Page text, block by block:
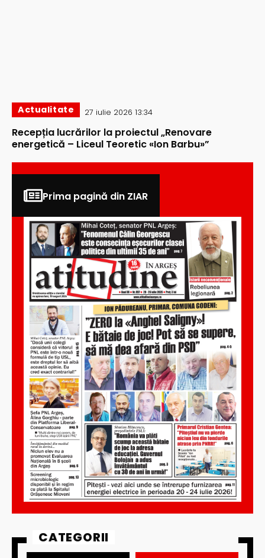
Actualitate 27 iulie 2026 13:34
Recepția lucrărilor la proiectul „Renovare
energetică – Liceul Teoretic «Ion Barbu»”
Prima pagină din ZIAR
CATEGORII